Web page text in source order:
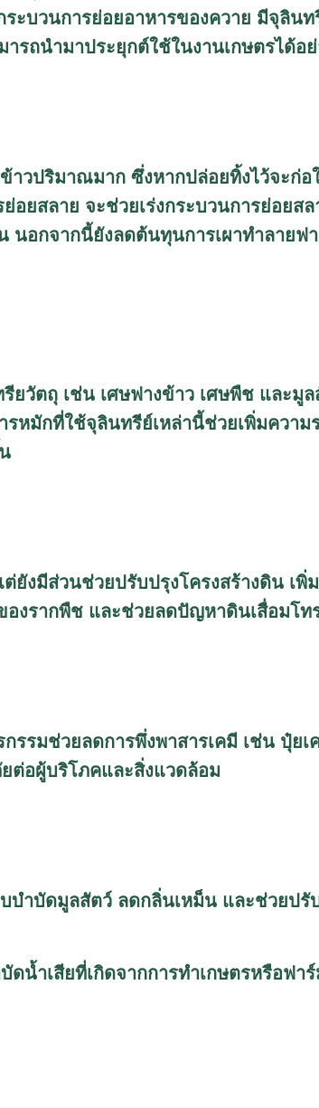
ระบวนการย่อยอาหารของควาย มีจุลิ
ถนำมาประยุกต์ใช้ในงานเกษตรได้อ
าวปริมาณมาก ซึ่งหากปล่อยทิ้งไว้จะก่
ยสลาย จะช่วยเร่งกระบวนการย่อยส
อกจากนี้ยังลดต้นทุนการเผาทำลายฟ
วัตถุ เช่น เศษฟางข้าว เศษพืช และมู
มักที่ใช้จุลินทรีย์เหล่านี้ช่วยเพิ่มความ
ยังมีส่วนช่วยปรับปรุงโครงสร้างดิน เ
งรากพืช และช่วยลดปัญหาดินเสื่อมโ
รมช่วยลดการพึ่งพาสารเคมี เช่น ปุ๋ยเ
อผู้บริโภคและสิ่งแวดล้อม
บำบัดมูลสัตว์ ลดกลิ่นเหม็น และช่วยปรั
น้ำเสียที่เกิดจากการทำเกษตรหรือฟ